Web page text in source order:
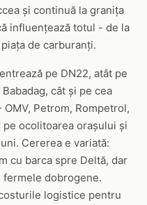
și continuă la granița
influențează totul - de la
de carburanți.
pe DN22, atât pe
cât și pe cea
Petrom, Rompetrol,
ocolitoarea orașului și
Cererea e variată:
cu barca spre Deltă, dar
dobrogene.
logistice pentru